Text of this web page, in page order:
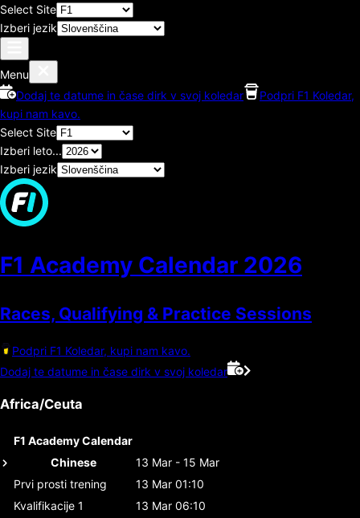
Select Site
Izberi jezik
Menu
Dodaj te datume in čase dirk v svoj koledar
Podpri F1 Koledar,
kupi nam kavo.
Select Site
Izberi leto...
Izberi jezik
F1 Academy Calendar 2026
Races, Qualifying & Practice Sessions
Podpri F1 Koledar, kupi nam kavo.
Dodaj te datume in čase dirk v svoj koledar
Africa/Ceuta
F1 Academy Calendar
Chinese
13 Mar - 15 Mar
Prvi prosti trening
13 Mar 01:10
Kvalifikacije 1
13 Mar 06:10